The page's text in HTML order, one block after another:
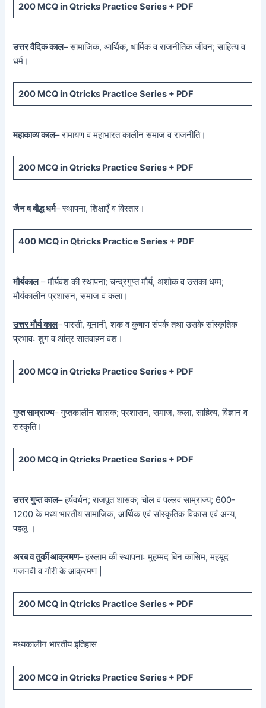
200 MCQin Qtricks Practice Series + PDF
उत्तर वैदिक काल– सामाजिक, आर्थिक, धार्मिक व राजनीतिक जीवन; साहित्य व
धर्म।
200 MCQin Qtricks Practice Series + PDF
महाकाव्य काल– रामायण व महाभारत कालीन समाज व राजनीति।
200 MCQin Qtricks Practice Series + PDF
जैन व बौद्ध धर्म– स्थापना, शिक्षाएँ व विस्तार।
400 MCQin Qtricks Practice Series + PDF
मौर्यकाल– मौर्यवंश की स्थापना; चन्द्रगुप्त मौर्य, अशोक व उसका धम्म;
मौर्यकालीन प्रशासन, समाज व कला।
उत्तर मौर्य काल– पारसी, यूनानी, शक व कुषाण संपर्क तथा उसके सांस्कृतिक
प्रभावः शुंग व आंत्र सातवाहन वंश।
200 MCQ in Qtricks Practice Series + PDF
गुप्त साम्राज्य– गुप्तकालीन शासक; प्रशासन, समाज, कला, साहित्य, विज्ञान व
संस्कृति।
200 MCQ in Qtricks Practice Series + PDF
उत्तर गुप्त काल– हर्षवर्धन; राजपूत शासक; चोल व पल्लव साम्राज्य; 600-
1200 के मध्य भारतीय सामाजिक, आर्थिक एवं सांस्कृतिक विकास एवं अन्य,
पहलू ।
अरब व तुर्की आक्रमण– इस्लाम की स्थापनाः मुहम्मद बिन कासिम, महमूद
गजनवी व गौरी के आक्रमण |
200 MCQ in Qtricks Practice Series + PDF
मध्यकालीन भारतीय इतिहास
200 MCQ in Qtricks Practice Series + PDF